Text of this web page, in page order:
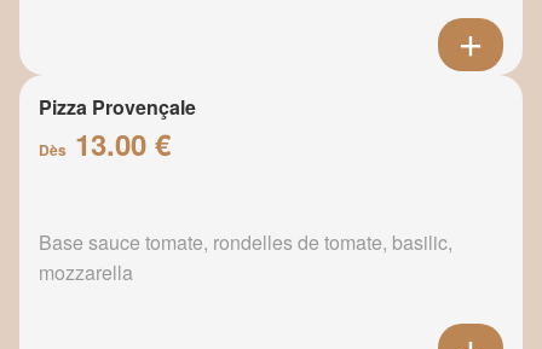
Pizza Provençale
Dès 13.00 €
Base sauce tomate, rondelles de tomate, basilic,
mozzarella